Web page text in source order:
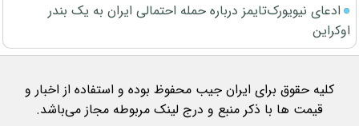
ادعای نیویورک‌تایمز درباره حمله احتمالی ایران به یک بندر
اوکراین
کلیه حقوق برای ایران جیب محفوظ بوده و استفاده از اخبار و
قیمت ها با ذکر منبع و درج لینک مربوطه مجاز می‌باشد.